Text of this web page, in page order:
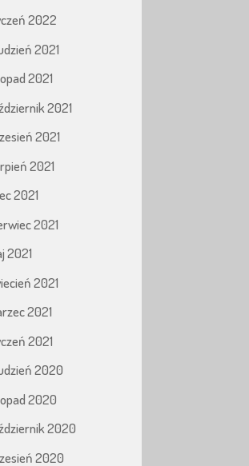
2022
2021
2021
2021
2021
2021
2021
2021
2021
2021
2021
2021
2020
2020
2020
2020